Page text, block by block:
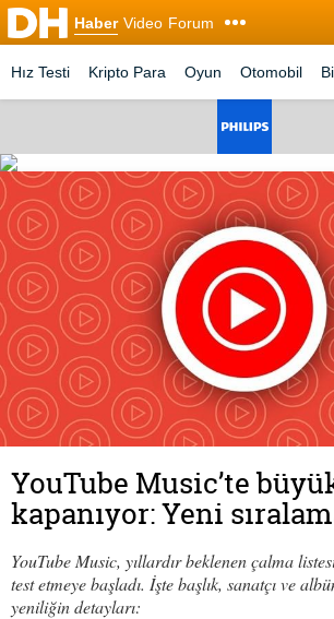
Haber Video Forum
Hız Testi Kripto Para Oyun Otomobil
YouTube Music’te
kapanıyor: Yeni
YouTube Music, yıllardır beklenen çalma
test etmeye başladı. İşte başlık, sanatçı ve
yeniliğin detayları: